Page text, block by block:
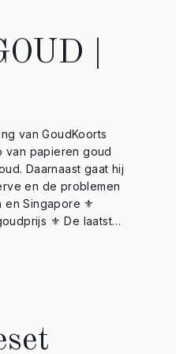
naar
›› Apple Podcasts:
id1574532244
tot het
|
van papieren goud
Daarnaast gaat hij
en de problemen
⚜️ De laatste
Store: